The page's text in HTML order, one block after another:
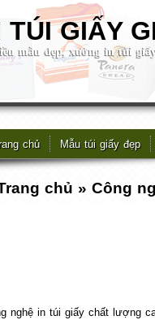
GIẤY
mẫu đẹp, xưởng in túi
chủ Mẫu túi giấy đẹp
chủ » Công
nghệ in túi giấy chất lượng